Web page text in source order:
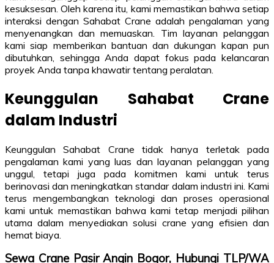
kesuksesan. Oleh karena itu, kami memastikan bahwa setiap
interaksi dengan Sahabat Crane adalah pengalaman yang
menyenangkan dan memuaskan. Tim layanan pelanggan
kami siap memberikan bantuan dan dukungan kapan pun
dibutuhkan, sehingga Anda dapat fokus pada kelancaran
proyek Anda tanpa khawatir tentang peralatan.
Keunggulan Sahabat Crane
dalam Industri
Keunggulan Sahabat Crane tidak hanya terletak pada
pengalaman kami yang luas dan layanan pelanggan yang
unggul, tetapi juga pada komitmen kami untuk terus
berinovasi dan meningkatkan standar dalam industri ini. Kami
terus mengembangkan teknologi dan proses operasional
kami untuk memastikan bahwa kami tetap menjadi pilihan
utama dalam menyediakan solusi crane yang efisien dan
hemat biaya.
Sewa Crane Pasir Angin Bogor, Hubungi TLP/WA